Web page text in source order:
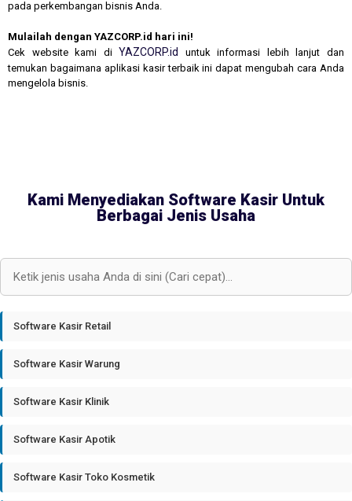
pada perkembangan bisnis Anda.
Mulailah dengan YAZCORP.id hari ini!
Cek website kami di YAZCORP.id
untuk informasi lebih lanjut dan
temukan bagaimana aplikasi kasir terbaik ini dapat mengubah cara Anda
mengelola bisnis.
Kami Menyediakan Software Kasir Untuk
Berbagai Jenis Usaha
Software Kasir Retail
Software Kasir Warung
Software Kasir Klinik
Software Kasir Apotik
Software Kasir Toko Kosmetik